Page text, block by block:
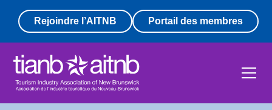
Rejoindre l’AITNB Portail des membres